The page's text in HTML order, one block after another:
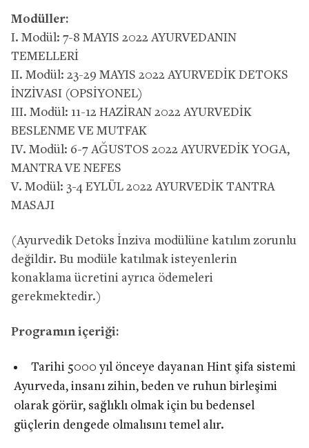
Modüller:
I. Modül: 7-8 MAYIS 2022 AYURVEDANIN
TEMELLERİ
II. Modül: 23-29 MAYIS 2022 AYURVEDİK DETOKS
İNZİVASI (OPSİYONEL)
III. Modül: 11-12 HAZİRAN 2022 AYURVEDİK
BESLENME VE MUTFAK
IV. Modül: 6-7 AĞUSTOS 2022 AYURVEDİK YOGA,
MANTRA VE NEFES
V. Modül: 3-4 EYLÜL 2022 AYURVEDİK TANTRA
MASAJI
(Ayurvedik Detoks İnziva modülüne katılım zorunlu
değildir. Bu modüle katılmak isteyenlerin
konaklama ücretini ayrıca ödemeleri
gerekmektedir.)
Programın içeriği:
Tarihi 5000 yıl önceye dayanan Hint şifa sistemi
Ayurveda, insanı zihin, beden ve ruhun birleşimi
olarak görür, sağlıklı olmak için bu bedensel
güçlerin dengede olmalısını temel alır.